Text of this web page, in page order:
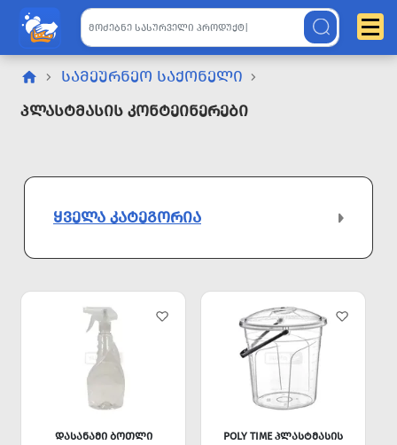
ᲡᲐᲛᲔᲣᲠᲜᲔᲝ ᲡᲐᲥᲝᲜᲔᲚᲘ
Პლასტმასის Კონტეინერები
ᲧᲕᲔᲚᲐ ᲙᲐᲢᲔᲒᲝᲠᲘᲐ
ᲓᲐᲡᲐᲜᲐᲛᲘ ᲑᲝᲗᲚᲘ
POLY TIME ᲞᲚᲐᲡᲢᲛᲐᲡᲘᲡ